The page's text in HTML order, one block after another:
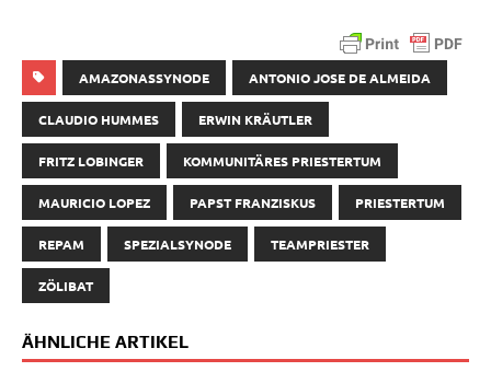
AMAZONASSYNODE ANTONIO JOSE DE ALMEIDA
CLAUDIO HUMMES ERWIN KRÄUTLER
FRITZ LOBINGER KOMMUNITÄRES PRIESTERTUM
MAURICIO LOPEZ PAPST FRANZISKUS PRIESTERTUM
REPAM SPEZIALSYNODE TEAMPRIESTER
ZÖLIBAT
ÄHNLICHE ARTIKEL